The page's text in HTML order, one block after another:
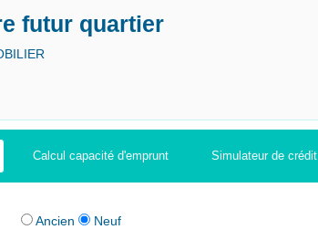
futur quartier
Calcul capacité d'emprunt Simulateur de crédit